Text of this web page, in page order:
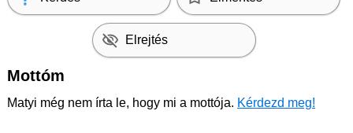
Elrejtés
Mottóm
Matyi még nem írta le, hogy mi a mottója. Kérdezd meg!